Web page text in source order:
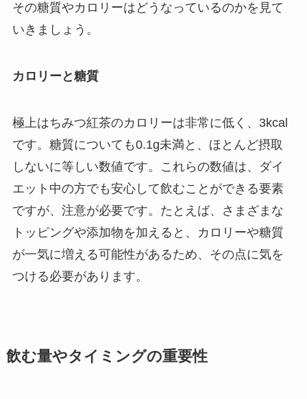
その糖質やカロリーはどうなっているのかを見て
いきましょう。
カロリーと糖質
極上はちみつ紅茶のカロリーは非常に低く、3kcal
です。糖質についても0.1g未満と、ほとんど摂取
しないに等しい数値です。これらの数値は、ダイ
エット中の方でも安心して飲むことができる要素
ですが、注意が必要です。たとえば、さまざまな
トッピングや添加物を加えると、カロリーや糖質
が一気に増える可能性があるため、その点に気を
つける必要があります。
飲む量やタイミングの重要性